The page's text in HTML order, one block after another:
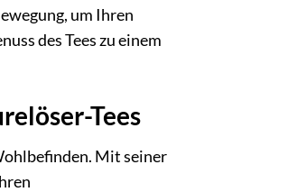
um Ihren
des Tees zu einem
Tees
Mit seiner